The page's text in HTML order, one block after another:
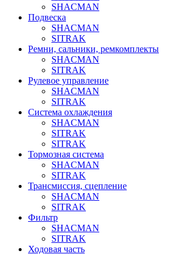
SHACMAN
Подвеска
SHACMAN
SITRAK
Ремни, сальники, ремкомплекты
SHACMAN
SITRAK
Рулевое управление
SHACMAN
SITRAK
Система охлаждения
SHACMAN
SITRAK
SITRAK
Тормозная система
SHACMAN
SITRAK
Трансмиссия, сцепление
SHACMAN
SITRAK
Фильтр
SHACMAN
SITRAK
Ходовая часть